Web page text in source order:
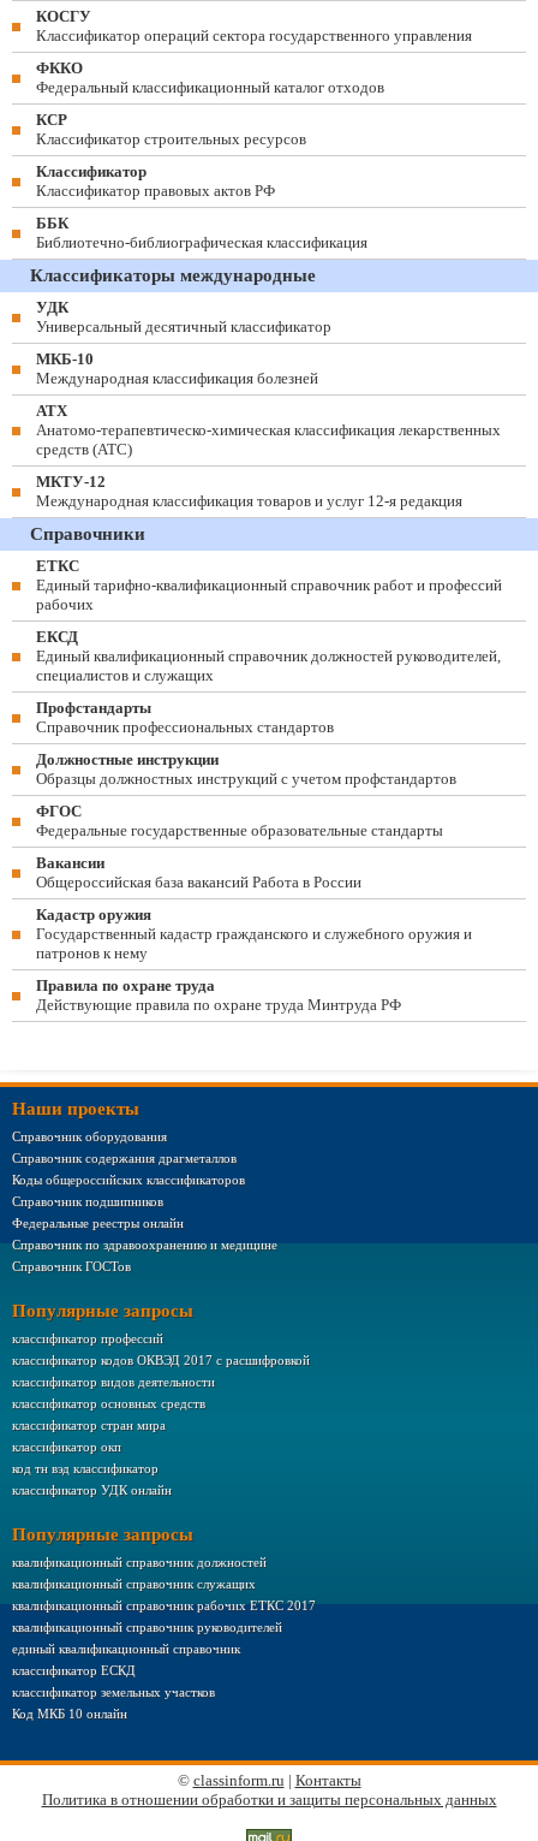
КОСГУ
Классификатор операций сектора государственного управления
ФККО
Федеральный классификационный каталог отходов
КСР
Классификатор строительных ресурсов
Классификатор
Классификатор правовых актов РФ
ББК
Библиотечно-библиографическая классификация
Классификаторы международные
УДК
Универсальный десятичный классификатор
МКБ-10
Международная классификация болезней
АТХ
Анатомо-терапевтическо-химическая классификация лекарственных
средств (ATC)
МКТУ-12
Международная классификация товаров и услуг 12-я редакция
Справочники
ЕТКС
Единый тарифно-квалификационный справочник работ и профессий
рабочих
ЕКСД
Единый квалификационный справочник должностей руководителей,
специалистов и служащих
Профстандарты
Справочник профессиональных стандартов
Должностные инструкции
Образцы должностных инструкций с учетом профстандартов
ФГОС
Федеральные государственные образовательные стандарты
Вакансии
Общероссийская база вакансий Работа в России
Кадастр оружия
Государственный кадастр гражданского и служебного оружия и
патронов к нему
Правила по охране труда
Действующие правила по охране труда Минтруда РФ
Наши проекты
Справочник оборудования
Справочник содержания драгметаллов
Коды общероссийских классификаторов
Справочник подшипников
Федеральные реестры онлайн
Справочник по здравоохранению и медицине
Справочник ГОСТов
Популярные запросы
классификатор профессий
классификатор кодов ОКВЭД 2017 с расшифровкой
классификатор видов деятельности
классификатор основных средств
классификатор стран мира
классификатор окп
код тн вэд классификатор
классификатор УДК онлайн
Популярные запросы
квалификационный справочник должностей
квалификационный справочник служащих
квалификационный справочник рабочих ЕТКС 2017
квалификационный справочник руководителей
единый квалификационный справочник
классификатор ЕСКД
классификатор земельных участков
Код МКБ 10 онлайн
© classinform.ru | Контакты
Политика в отношении обработки и защиты персональных данных